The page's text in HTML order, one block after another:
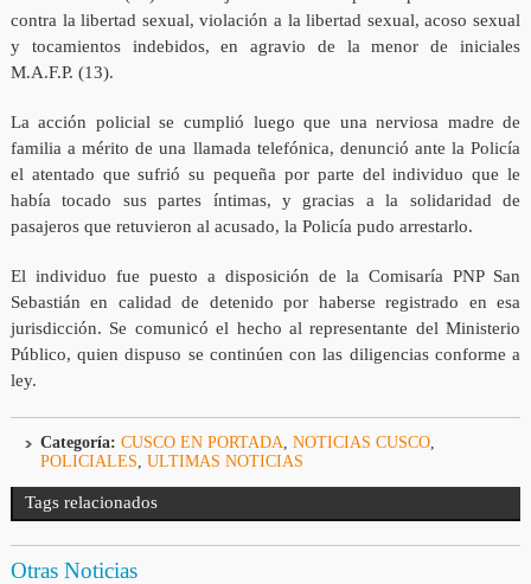
contra la libertad sexual, violación a la libertad sexual, acoso sexual
y tocamientos indebidos, en agravio de la menor de iniciales
M.A.F.P. (13).
La acción policial se cumplió luego que una nerviosa madre de
familia a mérito de una llamada telefónica, denunció ante la Policía
el atentado que sufrió su pequeña por parte del individuo que le
había tocado sus partes íntimas, y gracias a la solidaridad de
pasajeros que retuvieron al acusado, la Policía pudo arrestarlo.
El individuo fue puesto a disposición de la Comisaría PNP San
Sebastián en calidad de detenido por haberse registrado en esa
jurisdicción. Se comunicó el hecho al representante del Ministerio
Público, quien dispuso se continúen con las diligencias conforme a
ley.
Categoría: CUSCO EN PORTADA NOTICIAS CUSCO,
POLICIALES ULTIMAS NOTICIAS
Tags relacionados
Otras Noticias